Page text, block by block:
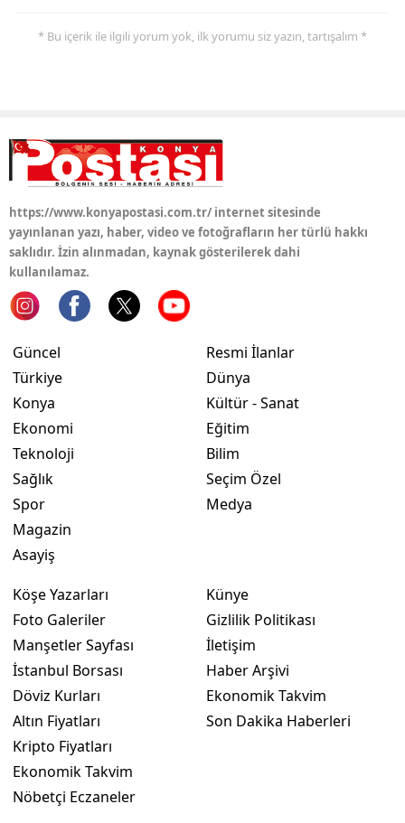
* Bu içerik ile ilgili yorum yok, ilk yorumu siz yazın, tartışalım *
https://www.konyapostasi.com.tr/ internet sitesinde
yayınlanan yazı, haber, video ve fotoğrafların her türlü hakkı
saklıdır. İzin alınmadan, kaynak gösterilerek dahi
kullanılamaz.
Güncel
Türkiye
Konya
Ekonomi
Teknoloji
Sağlık
Spor
Magazin
Asayiş
Resmi İlanlar
Dünya
Kültür - Sanat
Eğitim
Bilim
Seçim Özel
Medya
Köşe Yazarları
Foto Galeriler
Manşetler Sayfası
İstanbul Borsası
Döviz Kurları
Altın Fiyatları
Kripto Fiyatları
Ekonomik Takvim
Nöbetçi Eczaneler
Künye
Gizlilik Politikası
İletişim
Haber Arşivi
Ekonomik Takvim
Son Dakika Haberleri